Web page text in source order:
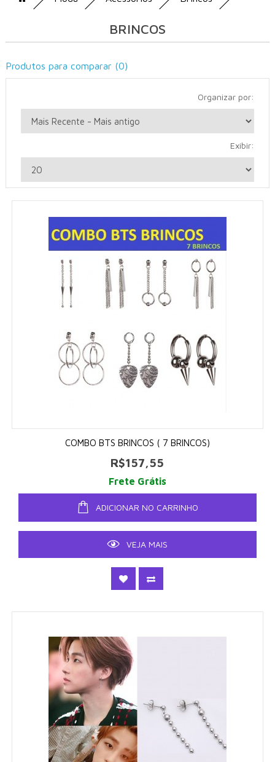
BRINCOS
Produtos para comparar (0)
Organizar por:
Exibir:
COMBO BTS BRINCOS ( 7 BRINCOS)
R$157,55
Frete Grátis
ADICIONAR NO CARRINHO
VEJA MAIS